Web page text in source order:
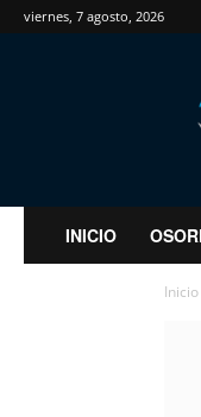
viernes, 7 agosto, 2026
INICIO
Inicio